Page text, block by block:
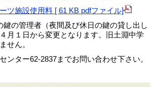
ツ施設使用料 [ 61 KB pdfファイル]
の管理者（夜間及び休日の鍵の貸し出し
月１日から変更となります。旧土淵中学
せん。
ンター62-2837までお問い合わせ下さい。